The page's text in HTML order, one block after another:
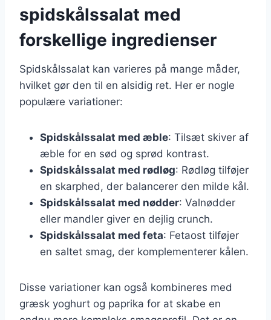
spidskålssalat med
forskellige ingredienser
Spidskålssalat kan varieres på mange måder,
hvilket gør den til en alsidig ret. Her er nogle
populære variationer:
Spidskålssalat med æble: Tilsæt skiver af
æble for en sød og sprød kontrast.
Spidskålssalat med rødløg: Rødløg tilføjer
en skarphed, der balancerer den milde kål.
Spidskålssalat med nødder: Valnødder
eller mandler giver en dejlig crunch.
Spidskålssalat med feta: Fetaost tilføjer
en saltet smag, der komplementerer kålen.
Disse variationer kan også kombineres med
græsk yoghurt og paprika for at skabe en